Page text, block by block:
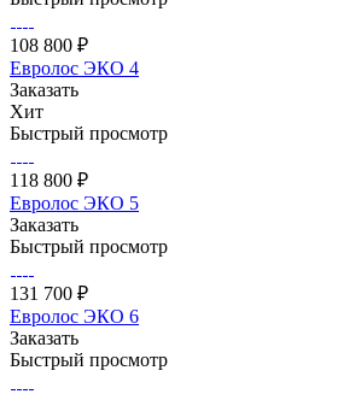
108 800 ₽
Евролос ЭКО 4
Заказать
Хит
Быстрый просмотр
118 800 ₽
Евролос ЭКО 5
Заказать
Быстрый просмотр
131 700 ₽
Евролос ЭКО 6
Заказать
Быстрый просмотр